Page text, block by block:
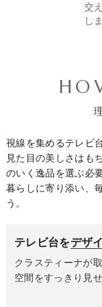
交
し
視線を集めるテレビ
見た目の美しさはも
のいく逸品を選ぶ必
暮らしに寄り添い、
う。
テレビ台をデザ
クラスティーナが
空間をすっきり見
レビ台・ローボー